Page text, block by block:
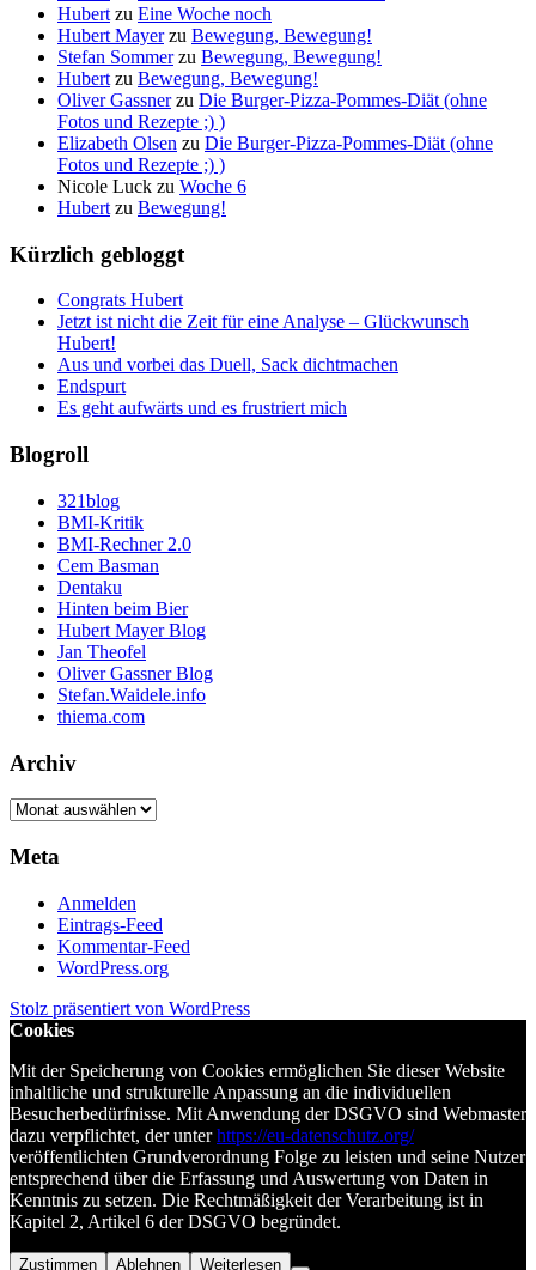
Hubert zu Eine Woche noch
Hubert Mayerzu Bewegung, Bewegung!
Stefan Sommerzu Bewegung, Bewegung!
Hubert zu Bewegung, Bewegung!
Oliver Gassnerzu Die Burger-Pizza-Pommes-Diät (ohne
Fotos und Rezepte ;) )
Elizabeth Olsen zu Die Burger-Pizza-Pommes-Diät (ohne
Fotos und Rezepte ;) )
Nicole Luck zu Woche 6
Hubert zu Bewegung!
Kürzlich gebloggt
Congrats Hubert
Jetzt ist nicht die Zeit für eine Analyse – Glückwunsch
Hubert!
Aus und vorbei das Duell, Sack dichtmachen
Endspurt
Es geht aufwärts und es frustriert mich
Blogroll
321blog
BMI-Kritik
BMI-Rechner 2.0
Cem Basman
Dentaku
Hinten beim Bier
Hubert Mayer Blog
Jan Theofel
Oliver Gassner Blog
Stefan.Waidele.info
thiema.com
Archiv
Archiv
Meta
Anmelden
Eintrags-Feed
Kommentar-Feed
WordPress.org
Stolz präsentiert von WordPress
Cookies
Mit der Speicherung von Cookies ermöglichen Sie dieser Website
inhaltliche und strukturelle Anpassung an die individuellen
Besucherbedürfnisse. Mit Anwendung der DSGVO sind Webmaster
dazu verpflichtet, der unterhttps://eu-datenschutz.org/
veröffentlichten Grundverordnung Folge zu leisten und seine Nutzer
entsprechend über die Erfassung und Auswertung von Daten in
Kenntnis zu setzen. Die Rechtmäßigkeit der Verarbeitung ist in
Kapitel 2, Artikel 6 der DSGVO begründet.
Zustimmen Ablehnen Weiterlesen